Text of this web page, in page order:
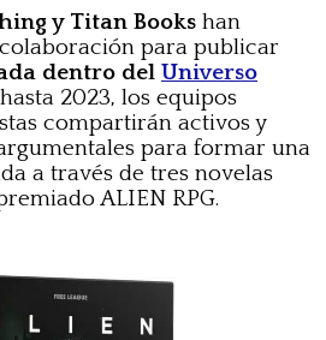
y Titan Books han
para publicar
dentro del Universo
2023, los equipos
compartirán activos y
para formar una
a través de tres novelas
ALIEN RPG.